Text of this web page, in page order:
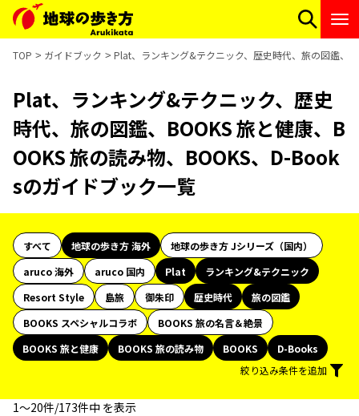
TOP ガイドブック Plat、ランキング&テクニック、歴史時代、旅の図鑑、
Plat、ランキング&テクニック、歴史
時代、旅の図鑑、BOOKS 旅と健康、B
OOKS 旅の読み物、BOOKS、D-Book
sのガイドブック一覧
すべて 地球の歩き方 海外
地球の歩き方 Jシリーズ（国内）
aruco 海外
aruco 国内 Plat
ランキング&テクニック
Resort Style
島旅 御朱印 歴史時代
旅の図鑑
BOOKS スペシャルコラボ
BOOKS 旅の名言＆絶景
BOOKS 旅と健康
BOOKS 旅の読み物 BOOKS
D-Books
絞り込み条件を追加
1〜20件/173件中 を表示